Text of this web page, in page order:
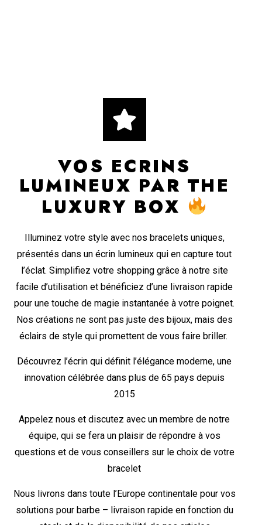
VOS ECRINS
LUMINEUX PAR THE
LUXURY BOX
Illuminez votre style avec nos bracelets uniques,
présentés dans un écrin lumineux qui en capture tout
l’éclat. Simplifiez votre shopping grâce à notre site
facile d’utilisation et bénéficiez d’une livraison rapide
pour une touche de magie instantanée à votre poignet.
Nos créations ne sont pas juste des bijoux, mais des
éclairs de style qui promettent de vous faire briller.
Découvrez l’écrin qui définit l’élégance moderne, une
innovation célébrée dans plus de 65 pays depuis
2015
Appelez nous et discutez avec un membre de notre
équipe, qui se fera un plaisir de répondre à vos
questions et de vous conseillers sur le choix de votre
bracelet
Nous livrons dans toute l’Europe continentale pour vos
solutions pour barbe – livraison rapide en fonction du